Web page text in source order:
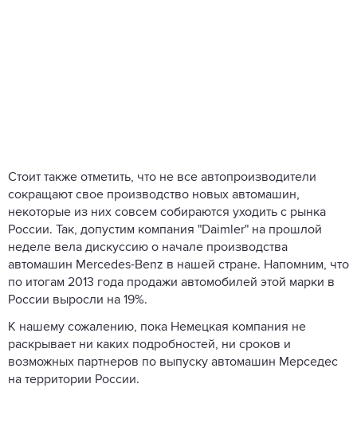
Стоит также отметить, что не все автопроизводители
сокращают свое производство новых автомашин,
некоторые из них совсем собираются уходить с рынка
России. Так, допустим компания "Daimler" на прошлой
неделе вела дискуссию о начале производства
автомашин Mercedes-Benz в нашей стране. Напомним, что
по итогам 2013 года продажи автомобилей этой марки в
России выросли на 19%.
К нашему сожалению, пока Немецкая компания не
раскрывает ни каких подробностей, ни сроков и
возможных партнеров по выпуску автомашин Мерседес
на территории России.